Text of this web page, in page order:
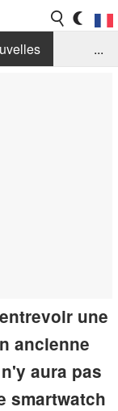
...
une
ancienne
aura pas
smartwatch